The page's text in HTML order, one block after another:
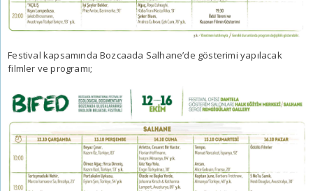
Festival kapsamında Bozcaada Salhane’de gösterimi yapılacak
filmler ve programı;